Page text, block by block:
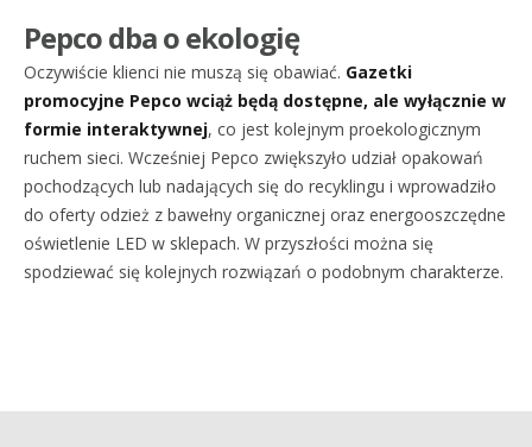
Pepco dba o ekologię
Oczywiście klienci nie muszą się obawiać. Gazetki
promocyjne Pepco wciąż będą dostępne, ale wyłącznie w
formie interaktywnej, co jest kolejnym proekologicznym
ruchem sieci. Wcześniej Pepco zwiększyło udział opakowań
pochodzących lub nadających się do recyklingu i wprowadziło
do oferty odzież z bawełny organicznej oraz energooszczędne
oświetlenie LED w sklepach. W przyszłości można się
spodziewać się kolejnych rozwiązań o podobnym charakterze.